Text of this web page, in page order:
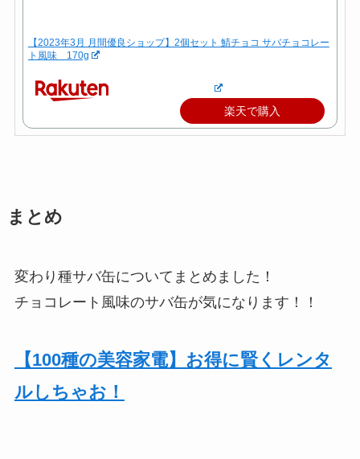
【2023年3月 月間優良ショップ】2個セット 鯖チョコ サバチョコレー
ト風味 170g
楽天で購入
まとめ
変わり種サバ缶についてまとめました！
チョコレート風味のサバ缶が気になります！！
【100種の美容家電】お得に賢くレンタ
ルしちゃお！